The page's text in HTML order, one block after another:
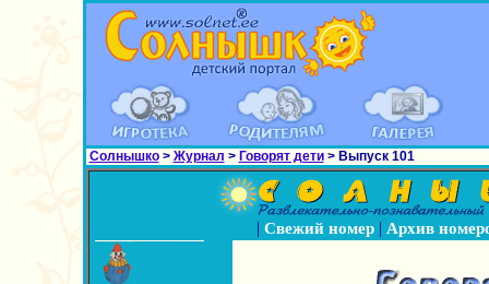
Солнышко> Журнал > Говорят дети> Выпуск 101
| Свежий номер| Архив